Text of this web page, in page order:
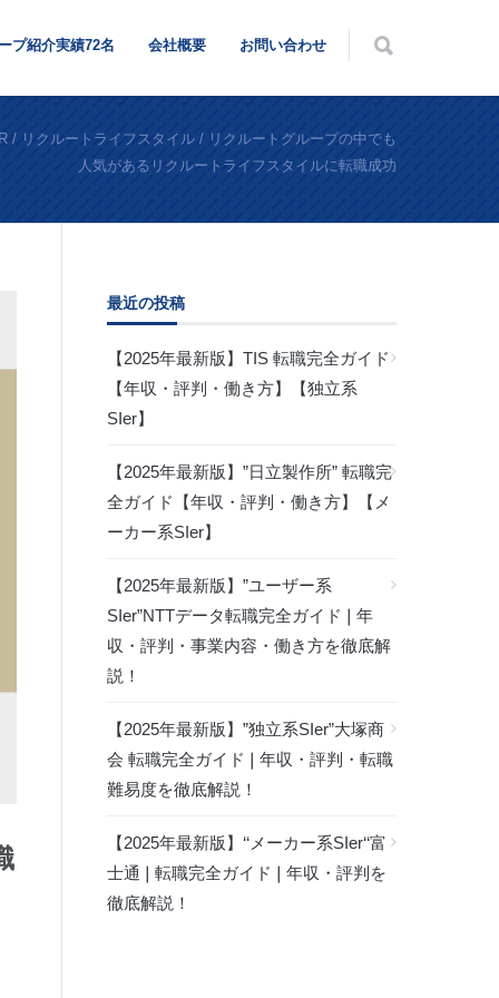
プ紹介実績72名 会社概要 お問い合わせ
/ リクルートライフスタイル / リクルートグループの中でも
人気があるリクルートライフスタイルに転職成功
最近の投稿
【2025年最新版】TIS 転職完全ガイド
【年収・評判・働き方】【独立系
SIer】
【2025年最新版】”日立製作所” 転職完
全ガイド【年収・評判・働き方】【メ
ーカー系SIer】
【2025年最新版】”ユーザー系
SIer”NTTデータ転職完全ガイド❘年
収・評判・事業内容・働き方を徹底解
説！
【2025年最新版】”独立系SIer”大塚商
会 転職完全ガイド❘年収・評判・転職
難易度を徹底解説！
【2025年最新版】‘‘メーカー系SIer‘‘富
士通❘転職完全ガイド❘年収・評判を
徹底解説！